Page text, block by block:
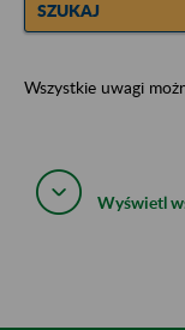
SZUKAJ
Wszystkie uwagi
Wyświetl